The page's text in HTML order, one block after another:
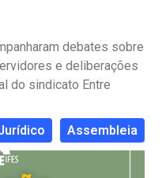
debates sobre
e deliberações
do sindicato Entre
Assembleia